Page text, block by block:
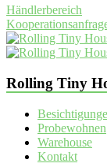
Händlerbereich
Rolling Tiny
Probewohnen
Warehouse
Kontakt